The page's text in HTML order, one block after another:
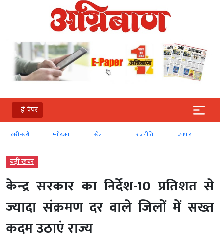
ई-पेपर
खरी-खरी मनोरंजन खेल राजनीति व्‍यापार
बड़ी खबर
केन्‍द्र सरकार का निर्देश-10 प्रतिशत से
ज्‍यादा संक्रमण दर वाले जिलों में सख्त
कदम उठाएं राज्य